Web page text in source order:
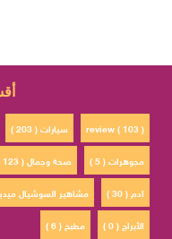
سيارات ( 203 )
review ( 103 )
صحة وجمال ( 123 )
مجوهرات ( 5 )
مشاهير السوشيال ميديا
ادم ( 30 )
مطبخ ( 6 )
الأبراج ( 0 )